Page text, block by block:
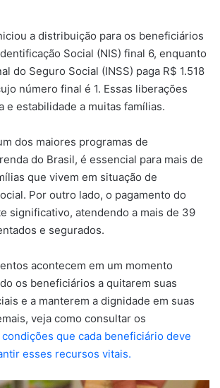
a distribuição para os beneficiários
Social (NIS) final 6, enquanto
do Seguro Social (INSS) paga R$ 1.518
número final é 1. Essas liberações
e estabilidade a muitas famílias.
dos maiores programas de
do Brasil, é essencial para mais de
que vivem em situação de
Por outro lado, o pagamento do
significativo, atendendo a mais de 39
e segurados.
acontecem em um momento
os beneficiários a quitarem suas
e a manterem a dignidade em suas
veja como consultar os
condições que cada beneficiário deve
esses recursos vitais.